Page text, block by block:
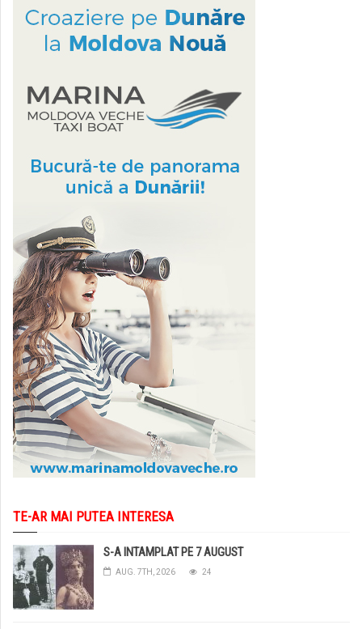
TE-AR MAI PUTEA INTERESA
S-A INTAMPLAT PE 7 AUGUST
AUG. 7TH, 2026 24